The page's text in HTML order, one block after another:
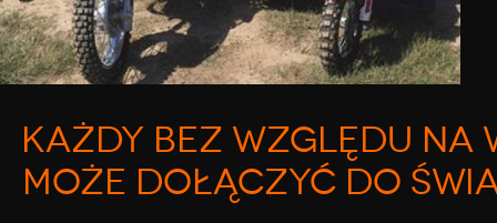
KAŻDY BEZ WZGLĘDU NA
MOŻE DOŁĄCZYĆ DO